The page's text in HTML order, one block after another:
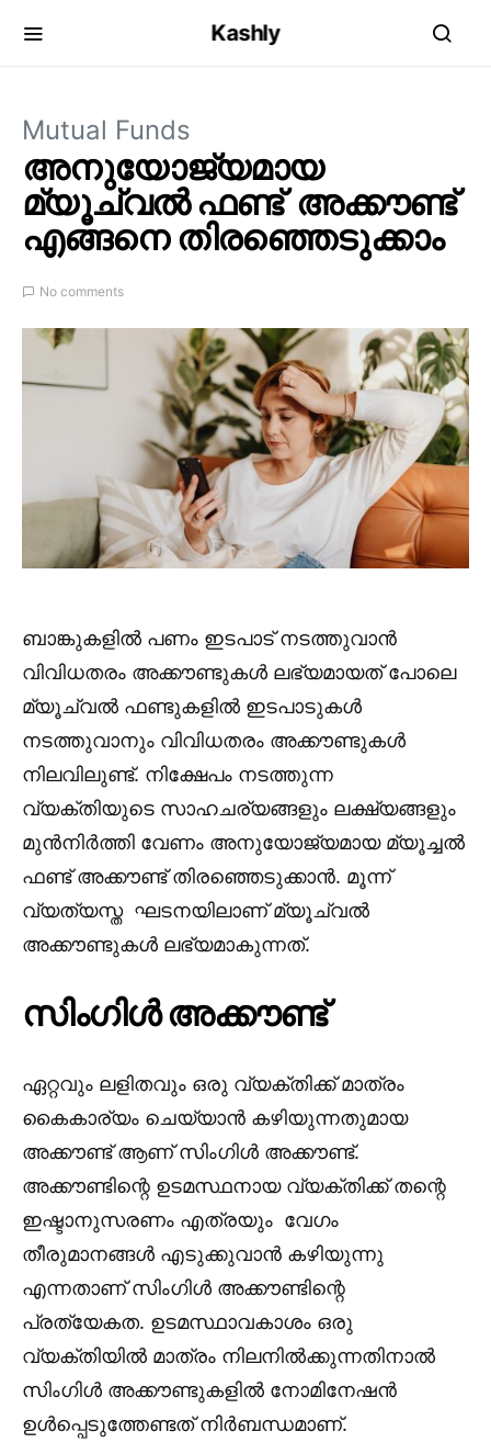
Kashly
Mutual Funds
അനുയോജ്യമായ
മ്യൂച്വൽ ഫണ്ട് അക്കൗണ്ട്
എങ്ങനെ തിരഞ്ഞെടുക്കാം
No comments
ബാങ്കുകളിൽ പണം ഇടപാട് നടത്തുവാൻ
വിവിധതരം അക്കൗണ്ടുകൾ ലഭ്യമായത് പോലെ
മ്യൂച്വൽ ഫണ്ടുകളിൽ ഇടപാടുകൾ
നടത്തുവാനും വിവിധതരം അക്കൗണ്ടുകൾ
നിലവിലുണ്ട്. നിക്ഷേപം നടത്തുന്ന
വ്യക്തിയുടെ സാഹചര്യങ്ങളും ലക്ഷ്യങ്ങളും
മുൻനിർത്തി വേണം അനുയോജ്യമായ മ്യൂച്ചൽ
ഫണ്ട് അക്കൗണ്ട് തിരഞ്ഞെടുക്കാൻ. മൂന്ന്
വ്യത്യസ്ത ഘടനയിലാണ് മ്യൂച്വൽ
അക്കൗണ്ടുകൾ ലഭ്യമാകുന്നത്.
സിംഗിൾ അക്കൗണ്ട്
ഏറ്റവും ലളിതവും ഒരു വ്യക്തിക്ക് മാത്രം
കൈകാര്യം ചെയ്യാൻ കഴിയുന്നതുമായ
അക്കൗണ്ട് ആണ് സിംഗിൾ അക്കൗണ്ട്.
അക്കൗണ്ടിന്റെ ഉടമസ്ഥനായ വ്യക്തിക്ക് തന്റെ
ഇഷ്ടാനുസരണം എത്രയും വേഗം
തീരുമാനങ്ങൾ എടുക്കുവാൻ കഴിയുന്നു
എന്നതാണ് സിംഗിള്‍ അക്കൗണ്ടിന്റെ
പ്രത്യേകത. ഉടമസ്ഥാവകാശം ഒരു
വ്യക്തിയിൽ മാത്രം നിലനിൽക്കുന്നതിനാൽ
സിംഗിൾ അക്കൗണ്ടുകളിൽ നോമിനേഷൻ
ഉൾപ്പെടുത്തേണ്ടത് നിർബന്ധമാണ്.